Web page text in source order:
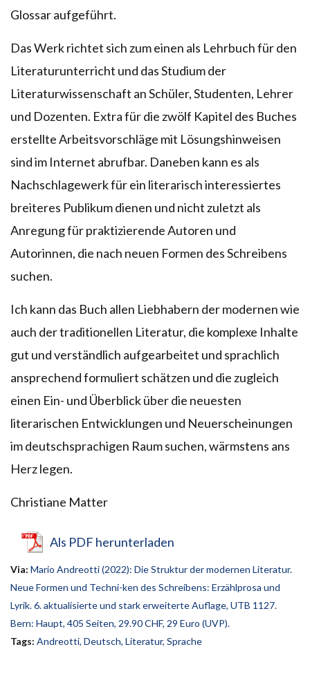
Glossar aufgeführt.
Das Werk richtet sich zum einen als Lehrbuch für den
Literaturunterricht und das Studium der
Literaturwissenschaft an Schüler, Studenten, Lehrer
und Dozenten. Extra für die zwölf Kapitel des Buches
erstellte Arbeitsvorschläge mit Lösungshinweisen
sind im Internet abrufbar. Daneben kann es als
Nachschlagewerk für ein literarisch interessiertes
breiteres Publikum dienen und nicht zuletzt als
Anregung für praktizierende Autoren und
Autorinnen, die nach neuen Formen des Schreibens
suchen.
Ich kann das Buch allen Liebhabern der modernen wie
auch der traditionellen Literatur, die komplexe Inhalte
gut und verständlich aufgearbeitet und sprachlich
ansprechend formuliert schätzen und die zugleich
einen Ein- und Überblick über die neuesten
literarischen Entwicklungen und Neuerscheinungen
im deutschsprachigen Raum suchen, wärmstens ans
Herz legen.
Christiane Matter
Als PDF herunterladen
Via: Mario Andreotti (2022): Die Struktur der modernen Literatur.
Neue Formen und Techni-ken des Schreibens: Erzählprosa und
Lyrik. 6. aktualisierte und stark erweiterte Auflage, UTB 1127.
Bern: Haupt, 405 Seiten, 29.90 CHF, 29 Euro (UVP).
Tags: Andreotti, Deutsch, Literatur, Sprache